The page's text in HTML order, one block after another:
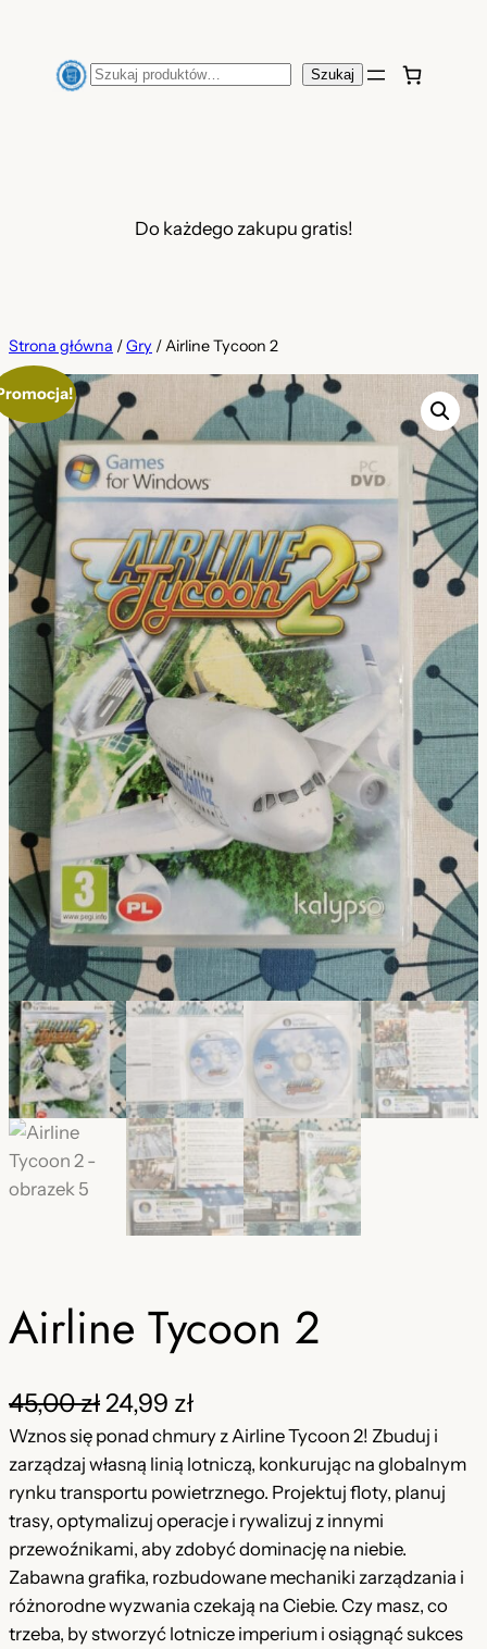
Szukaj Szukaj
Do każdego zakupu gratis!
Strona główna /Gry / Airline Tycoon 2
Airline Tycoon 2
45,00zł P
i
e
r
w
o
t
24,99 złA
k
t
u
a
l
n
Wznos się ponad chmury z Airline Tycoon 2! Zbuduj i
zarządzaj własną linią lotniczą, konkurując na globalnym
rynku transportu powietrznego. Projektuj floty, planuj
trasy, optymalizuj operacje i rywalizuj z innymi
przewoźnikami, aby zdobyć dominację na niebie.
Zabawna grafika, rozbudowane mechaniki zarządzania i
różnorodne wyzwania czekają na Ciebie. Czy masz, co
trzeba, by stworzyć lotnicze imperium i osiągnąć sukces